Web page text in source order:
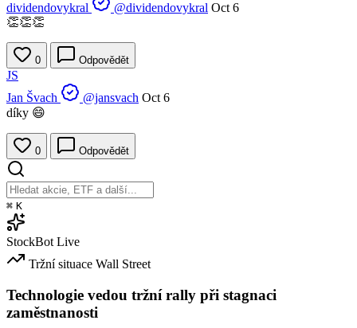
dividendovykral
@dividendovykral Oct 6
👏👏👏
0 Odpovědět
JS
Jan Švach
@jansvach Oct 6
díky 😄
0 Odpovědět
⌘ K
StockBot Live
Tržní situace Wall Street
Technologie vedou tržní rally při stagnaci
zaměstnanosti